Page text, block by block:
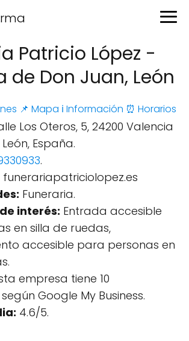
Patricio López -
de Don Juan, León
📌 Mapa ℹ️ Información ⏰ Horarios
Los Oteros, 5, 24200 Valencia
España.
.
funerariapatriciolopez.es
Funeraria.
interés: Entrada accesible
en silla de ruedas,
accesible para personas en
empresa tiene 10
Google My Business.
4.6/5.